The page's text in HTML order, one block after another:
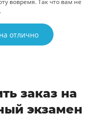
вовремя. Так что вам не
отлично
заказ на
экзамен